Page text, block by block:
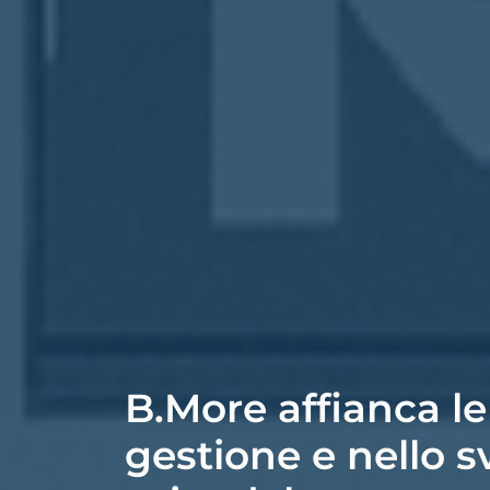
B.More affianca
gestione e nello